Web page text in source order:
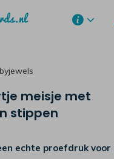
meisje met
stippen
echte proefdruk voor